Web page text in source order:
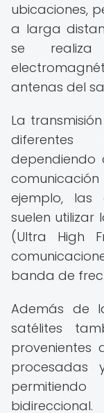
ubicaciones,
a larga
se
antenas del
La
diferentes
ejemplo, las
suelen utilizar
(Ultra High
banda de
Además de
satélites
provenientes
procesadas
bidireccional.